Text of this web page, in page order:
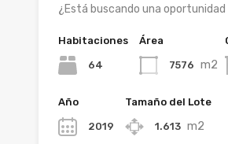
¿Está buscando una oportunidad
Habitaciones
64
Área
7576 m2
Año
2019
Tamaño del Lote
1.613 m2